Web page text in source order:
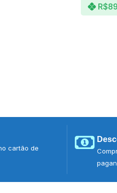
R$
cartão de